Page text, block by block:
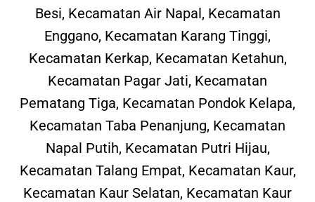
Besi, Kecamatan Air Napal, Kecamatan
Enggano, Kecamatan Karang Tinggi,
Kecamatan Kerkap, Kecamatan Ketahun,
Kecamatan Pagar Jati, Kecamatan
Pematang Tiga, Kecamatan Pondok Kelapa,
Kecamatan Taba Penanjung, Kecamatan
Napal Putih, Kecamatan Putri Hijau,
Kecamatan Talang Empat, Kecamatan Kaur,
Kecamatan Kaur Selatan, Kecamatan Kaur